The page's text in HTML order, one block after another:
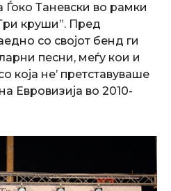
Таневски во рамки
круши”. Пред
со својот бенд ги
песни, меѓу кои и
која не’ претставуваше
Евровизија во 2010-